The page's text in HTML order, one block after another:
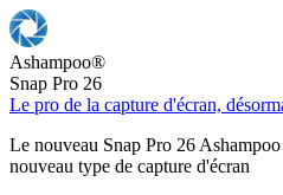
Ashampoo®
Snap Pro 26
Le pro de la capture d'écran,
Le nouveau Snap Pro 26
nouveau type de capture d'écran